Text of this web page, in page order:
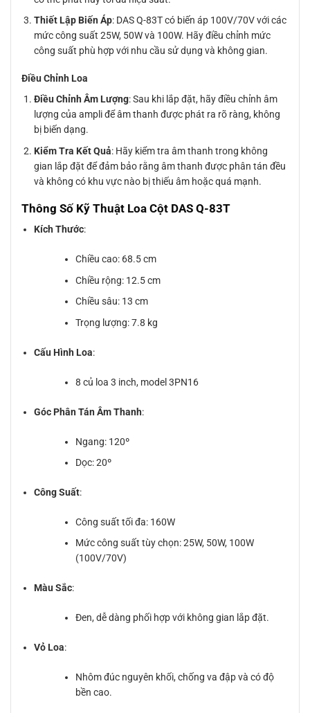
Thiết Lập Biến Áp: DAS Q-83T có biến áp 100V/70V với các
mức công suất 25W, 50W và 100W. Hãy điều chỉnh mức
công suất phù hợp với nhu cầu sử dụng và không gian.
Điều Chỉnh Loa
Điều Chỉnh Âm Lượng: Sau khi lắp đặt, hãy điều chỉnh âm
lượng của ampli để âm thanh được phát ra rõ ràng, không
bị biến dạng.
Kiểm Tra Kết Quả: Hãy kiểm tra âm thanh trong không
gian lắp đặt để đảm bảo rằng âm thanh được phân tán đều
và không có khu vực nào bị thiếu âm hoặc quá mạnh.
Thông Số Kỹ Thuật Loa Cột DAS Q-83T
Kích Thước:
Chiều cao: 68.5 cm
Chiều rộng: 12.5 cm
Chiều sâu: 13 cm
Trọng lượng: 7.8 kg
Cấu Hình Loa:
8 củ loa 3 inch, model 3PN16
Góc Phân Tán Âm Thanh:
Ngang: 120º
Dọc: 20º
Công Suất:
Công suất tối đa: 160W
Mức công suất tùy chọn: 25W, 50W, 100W
(100V/70V)
Màu Sắc:
Đen, dễ dàng phối hợp với không gian lắp đặt.
Vỏ Loa:
Nhôm đúc nguyên khối, chống va đập và có độ
bền cao.